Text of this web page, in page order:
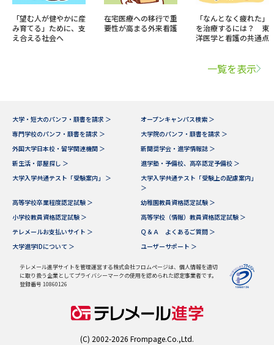
「望む人が健やかに産
み育てる」ために、支
え合える社会へ
在宅医療への移行で重
要性が高まる外来看護
「なんとなく疲れた」
を治療するには？ 東
洋医学と看護の共通点
一覧を表示
大学・短大のパンフ・願書を請求 ＞
オープンキャンパス検索 ＞
専門学校のパンフ・願書を請求 ＞
大学院のパンフ・願書を請求 ＞
外国大学日本校・留学関連機関 ＞
新聞奨学会・進学情報誌 ＞
新生活・部屋探し ＞
進学塾・予備校、高卒認定予備校 ＞
大学入学共通テスト「受験案内」 ＞
大学入学共通テスト「受験上の配慮案内」
＞
高等学校卒業程度認定試験 ＞
幼稚園教員資格認定試験 ＞
小学校教員資格認定試験 ＞
高等学校（情報）教員資格認定試験 ＞
テレメールお支払いサイト ＞
Ｑ＆Ａ よくあるご質問 ＞
大学進学IDについて ＞
ユーザーサポート ＞
テレメール進学サイトを管理運営する株式会社フロムページは、個人情報を適切
に取り扱う企業としてプライバシーマークの使用を認められた認定事業者です。
登録番号 10860126
(C) 2002-2026 Frompage.Co.,Ltd.